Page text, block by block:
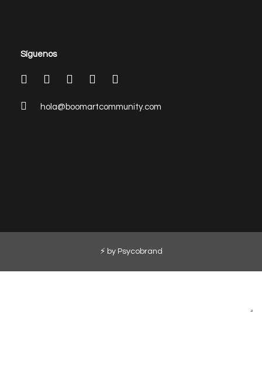
Síguenos
hola@boomartcommunity.com
⚡ by Psycobrand